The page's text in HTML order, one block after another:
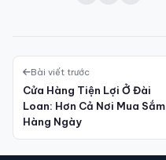
Bài viết trước
Cửa Hàng Tiện Lợi Ở Đài
Loan: Hơn Cả Nơi Mua Sắm
Hàng Ngày